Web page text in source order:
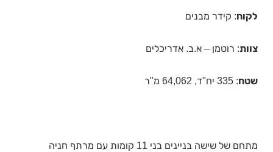
לקוח: קידר מבנים
צוות: רוטמן – א.ב. אדריכלים
שטח: 335 יח"ד, 64,062 מ"ר
מתחם של שישה בניינים בני 11 קומות עם מרתף חניה